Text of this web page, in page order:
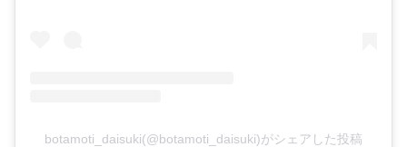
botamoti_daisuki(@botamoti_daisuki)がシェアした投稿